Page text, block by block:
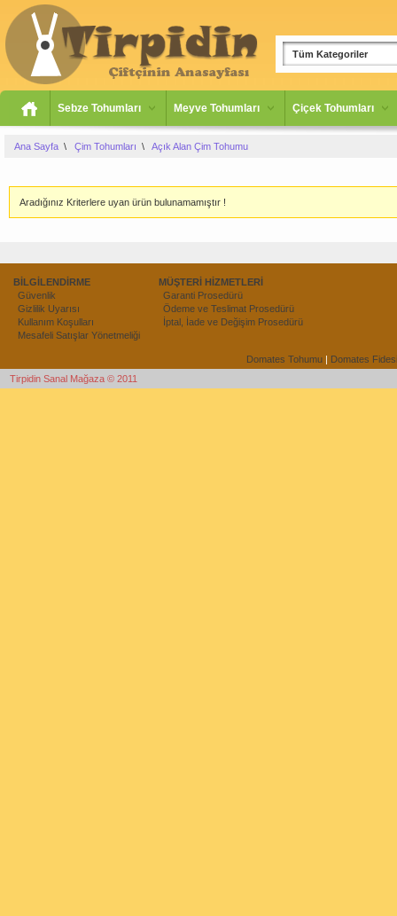
Tüm Kategoriler
Sebze Tohumları Meyve Tohumları Çiçek Tohumları
Ana Sayfa \ Çim Tohumları \ Açık Alan Çim Tohumu
Aradığınız Kriterlere uyan ürün bulunamamıştır !
BİLGİLENDİRME
Güvenlik
Gizlilik Uyarısı
Kullanım Koşulları
Mesafeli Satışlar Yönetmeliği
MÜŞTERİ HİZMETLERİ
Garanti Prosedürü
Ödeme ve Teslimat Prosedürü
İptal, İade ve Değişim Prosedürü
Domates Tohumu| Domates Fidesi
Tirpidin Sanal Mağaza © 2011